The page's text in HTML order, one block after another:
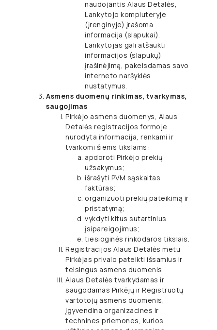
naudojantis Alaus Detalės,
Lankytojo kompiuteryje
(įrenginyje) įrašoma
informacija (slapukai).
Lankytojas gali atšaukti
informacijos (slapukų)
įrašinėjimą, pakeisdamas savo
interneto naršyklės
nustatymus.
Asmens duomenų rinkimas, tvarkymas,
saugojimas
Pirkėjo asmens duomenys, Alaus
Detalės registracijos formoje
nurodyta informacija, renkami ir
tvarkomi šiems tikslams:
apdoroti Pirkėjo prekių
užsakymus;
išrašyti PVM sąskaitas
faktūras;
organizuoti prekių pateikimą ir
pristatymą;
vykdyti kitus sutartinius
įsipareigojimus;
tiesioginės rinkodaros tikslais.
Registracijos Alaus Detalės metu
Pirkėjas privalo pateikti išsamius ir
teisingus asmens duomenis.
Alaus Detalės tvarkydamas ir
saugodamas Pirkėjų ir Registruotų
vartotojų asmens duomenis,
įgyvendina organizacines ir
technines priemones, kurios